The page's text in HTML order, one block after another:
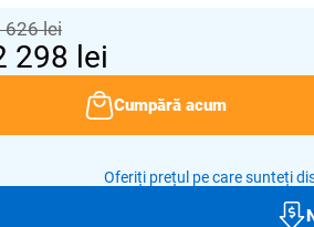
626 lei
298 lei
Cumpără acum
Oferiți prețul pe care sunteți